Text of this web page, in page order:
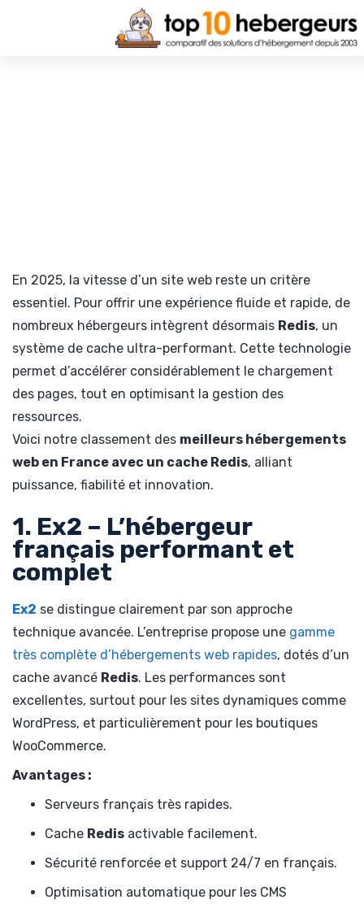
En 2025, la vitesse d’un site web reste un critère
essentiel. Pour offrir une expérience fluide et rapide, de
nombreux hébergeurs intègrent désormais Redis, un
système de cache ultra-performant. Cette technologie
permet d’accélérer considérablement le chargement
des pages, tout en optimisant la gestion des
ressources.
Voici notre classement des meilleurs hébergements
web en France avec un cache Redis, alliant
puissance, fiabilité et innovation.
1. Ex2 – L’hébergeur
français performant et
complet
Ex2 se distingue clairement par son approche
technique avancée. L’entreprise propose une gamme
très complète d’hébergements web rapides, dotés d’un
cache avancé Redis. Les performances sont
excellentes, surtout pour les sites dynamiques comme
WordPress, et particulièrement pour les boutiques
WooCommerce.
Avantages :
Serveurs français très rapides.
Cache Redis activable facilement.
Sécurité renforcée et support 24/7 en français.
Optimisation automatique pour les CMS